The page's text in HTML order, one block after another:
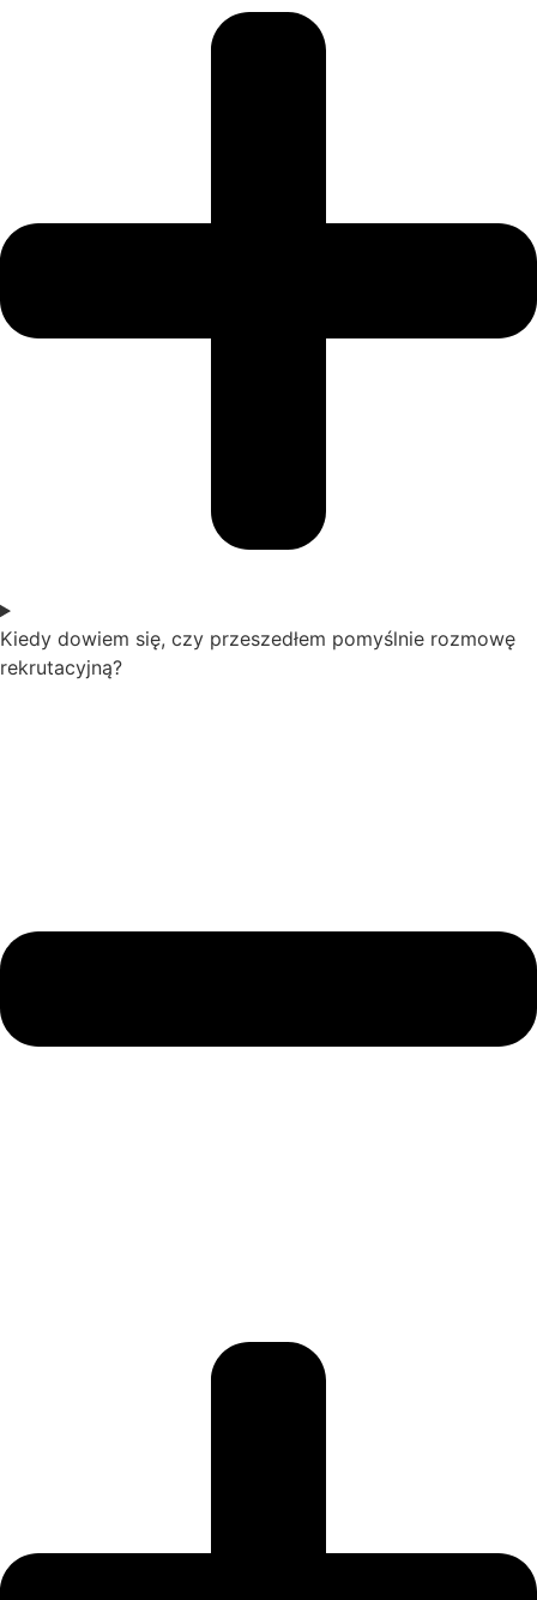
Kiedy dowiem się, czy przeszedłem pomyślnie rozmowę
rekrutacyjną?